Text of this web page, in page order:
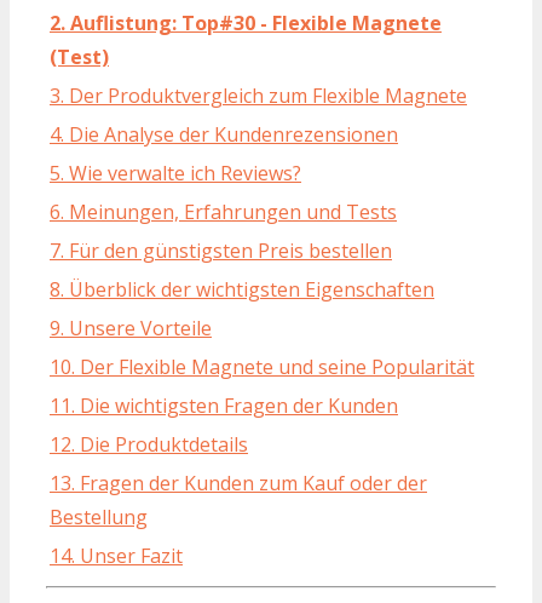
2. Auflistung: Top#30 - Flexible Magnete
(Test)
3. Der Produktvergleich zum Flexible Magnete
4. Die Analyse der Kundenrezensionen
5. Wie verwalte ich Reviews?
6. Meinungen, Erfahrungen und Tests
7. Für den günstigsten Preis bestellen
8. Überblick der wichtigsten Eigenschaften
9. Unsere Vorteile
10. Der Flexible Magnete und seine Popularität
11. Die wichtigsten Fragen der Kunden
12. Die Produktdetails
13. Fragen der Kunden zum Kauf oder der
Bestellung
14. Unser Fazit